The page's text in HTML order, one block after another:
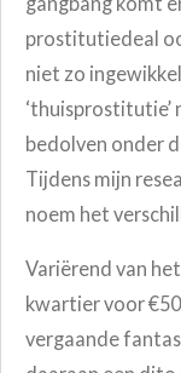
prostitutiedeal
niet zo
bedolven onder
Tijdens mijn
noem het
Variërend van
kwartier voor
vergaande